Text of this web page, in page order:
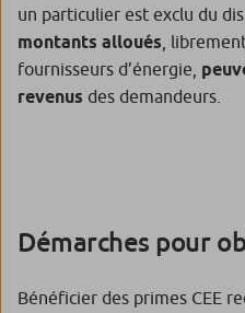
un particulier est exclu du
montants alloués ,
fournisseurs d’énergie,
revenus des demandeurs.
Démarches pour
Bénéficier des primes CEE